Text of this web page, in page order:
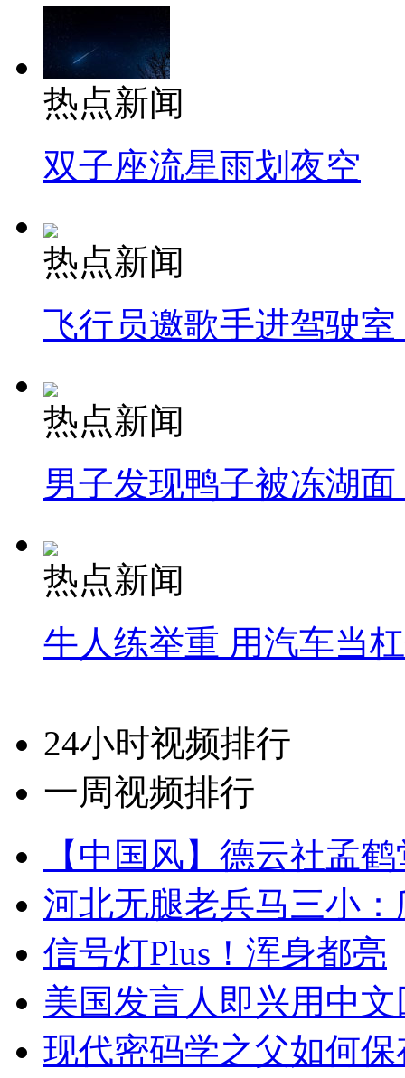
热点新闻
双子座流星雨划夜空
热点新闻
飞行员邀歌手进驾驶
热点新闻
男子发现鸭子被冻湖
热点新闻
牛人练举重 用汽车当
24小时视频排行
一周视频排行
【中国风】德云社孟
河北无腿老兵马三小
信号灯Plus！浑身都亮
美国发言人即兴用中
现代密码学之父如何